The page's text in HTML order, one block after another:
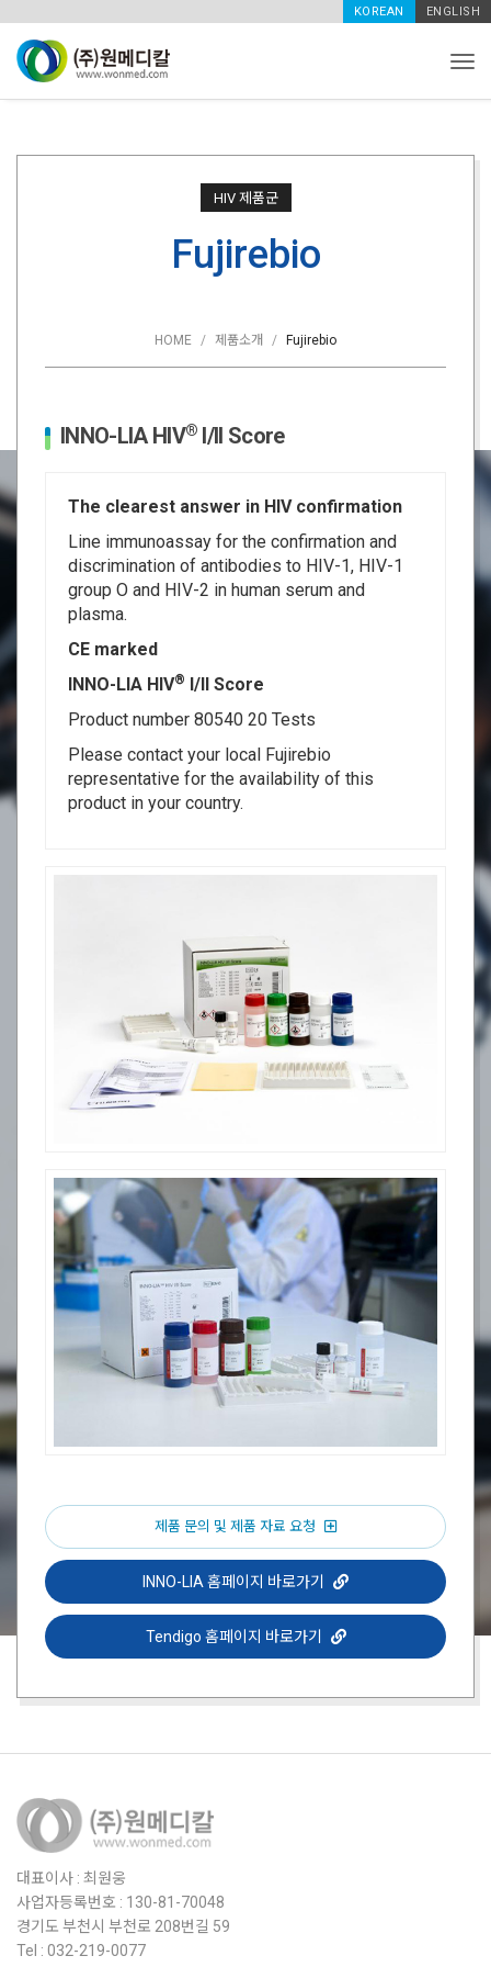
KOREAN ENGLISH
HIV 제품군
Fujirebio
HOME 제품소개 Fujirebio
INNO-LIA HIV® I/II Score
The clearest answer in HIV confirmation
Line immunoassay for the confirmation and
discrimination of antibodies to HIV-1, HIV-1
group O and HIV-2 in human serum and
plasma.
CE marked
INNO-LIA HIV® I/II Score
Product number 80540 20 Tests
Please contact your local Fujirebio
representative for the availability of this
product in your country.
제품 문의 및 제품 자료 요청
INNO-LIA 홈페이지 바로가기
Tendigo 홈페이지 바로가기
대표이사 : 최원웅
사업자등록번호 : 130-81-70048
경기도 부천시 부천로 208번길 59
Tel : 032-219-0077